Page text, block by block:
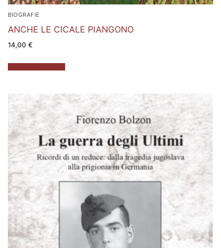
BIOGRAFIE
ANCHE LE CICALE PIANGONO
14,00 €